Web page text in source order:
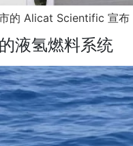
的 Alicat Scientific 宣
液氢燃料系统